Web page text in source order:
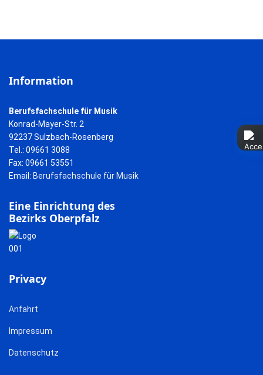
Information
Berufsfachschule für Musik
Konrad-Mayer-Str. 2
92237 Sulzbach-Rosenberg
Tel.: 09661 3088
Fax: 09661 53551
Email: Berufsfachschule für Musik
Eine Einrichtung des
Bezirks Oberpfalz
Privacy
Anfahrt
Impressum
Datenschutz